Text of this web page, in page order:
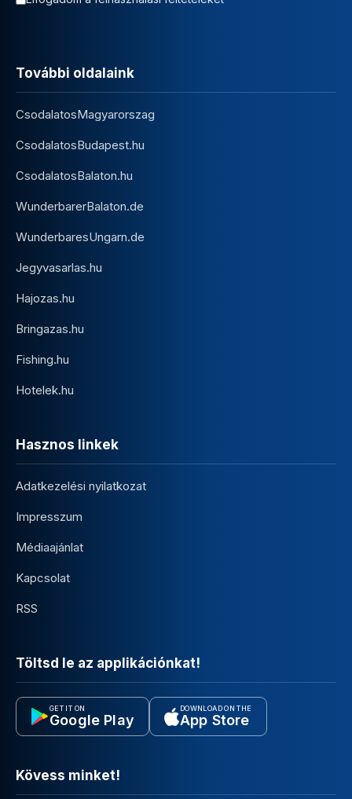
További oldalaink
CsodalatosMagyarorszag
CsodalatosBudapest.hu
CsodalatosBalaton.hu
WunderbarerBalaton.de
WunderbaresUngarn.de
Jegyvasarlas.hu
Hajozas.hu
Bringazas.hu
Fishing.hu
Hotelek.hu
Hasznos linkek
Adatkezelési nyilatkozat
Impresszum
Médiaajánlat
Kapcsolat
RSS
Töltsd le az applikációnkat!
GET IT ON
Google Play
DOWNLOAD ON THE
App Store
Kövess minket!